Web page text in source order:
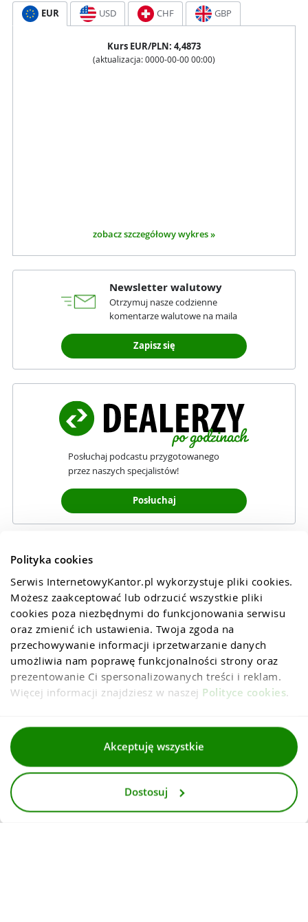
Polityka cookies
Serwis InternetowyKantor.pl wykorzystuje pliki cookies.
Możesz zaakceptować lub odrzucić wszystkie pliki
cookies poza niezbędnymi do funkcjonowania serwisu
oraz zmienić ich ustawienia. Twoja zgoda na
przechowywanie informacji iprzetwarzanie danych
umożliwia nam poprawę funkcjonalności strony oraz
prezentowanie Ci spersonalizowanych treści i reklam.
Więcej informacji znajdziesz w naszej Polityce cookies.
Akceptuję wszystkie
Dostosuj
EUR USD CHF GBP
Kurs EUR/PLN: 4,4873
(aktualizacja: 0000-00-00 00:00)
zobacz szczegółowy wykres »
Newsletter walutowy
Otrzymuj nasze codzienne
komentarze walutowe na maila
Zapisz się
Posłuchaj podcastu przygotowanego
przez naszych specjalistów!
Posłuchaj
Regulaminy
Dla mediów